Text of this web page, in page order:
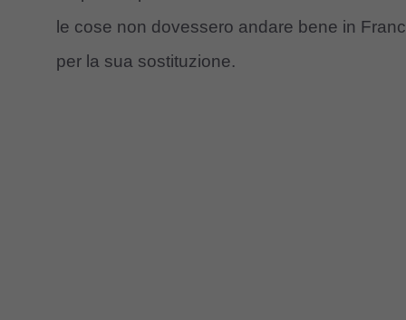
le cose non dovessero andare bene in
per la sua sostituzione.